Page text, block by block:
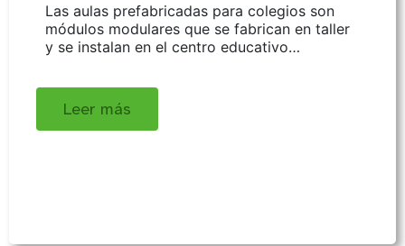
Las aulas prefabricadas para colegios son
módulos modulares que se fabrican en taller
y se instalan en el centro educativo…
Leer más